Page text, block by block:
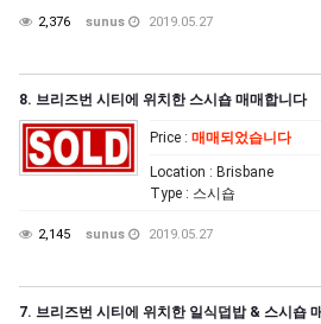
2,376 sunus 2019.05.27
8. 브리즈번 시티에 위치한 스시숍 매매합니다
Price : 매매되었습니다
Location : Brisbane
Type : 스시숍
2,145 sunus 2019.05.27
7. 브리즈번 시티에 위치한 일식덥밥 & 스시숍